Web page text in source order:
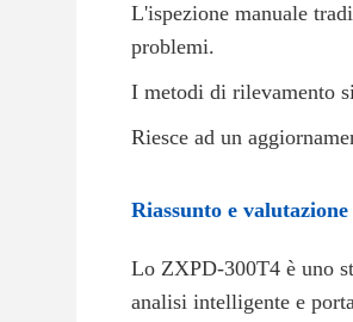
L'ispezione manuale
problemi.
I metodi di rilevamento
Riesce ad un
Riassunto e valutazione
Lo ZXPD-300T4 è uno
analisi intelligente e